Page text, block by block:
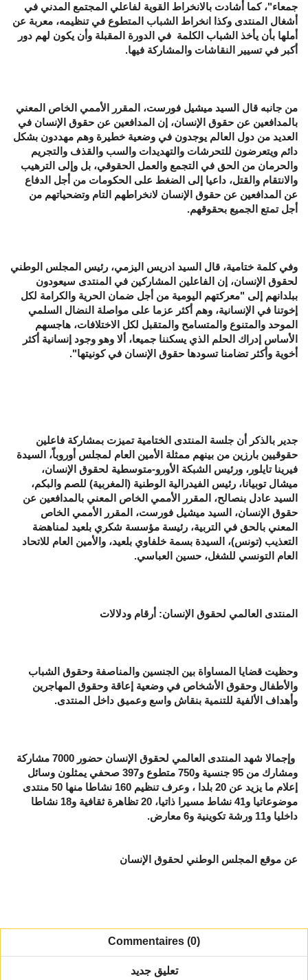
جمعاء"، كما أشادت بالانخراط القوية لفاعلي المجتمع المدني في
أشغال المنتدى وكذا انخراط الشباب المتطوع في تنظيمه، معربة عن
أملها بأن يأخذ الشباب الكلمة في الدورة المقبلة وأن يكون لهم دور
أكبر في تسيير النقاشات والمشاركة فيها.
من جانبه قال السيد ميشيل فورست، المقرر الأممي الخاص المعني
بالمدافعين عن حقوق الإنسان، إن المدافعين عن حقوق الإنسان في
العديد من دول العالم يوجدون في وضعية خطيرة وهم مهددون بشكل
دائم ويتعرضون للتحرشات والتهديدات والسب والقذف والتجريم
والحرمان من الحق في التجمع والعمل الحقوقي، بل وإلى الترهيب
والانتقام والقتل، داعيا إلى الضغط على الحكومات من أجل الدفاع
عن المدافعين عن حقوق الإنسان لانخراطهم التام وتضحياتهم من
أجل تمتع الجميع بحقوقهم.
وفي كلمة ختامية، قال السيد ادريس اليزمي، رئيس المجلس الوطني
لحقوق الإنسان، إن الفاعلين المشاركين في المنتدى سيعودون
ببلدانهم إلى "معركتهم اليومية من أجل ضمان الحرية والكرامة لكل
إخوتنا في الإنسانية، وهم أكثر عزما على مواصلة النضال السلمي
الموحد والمتنوع والمتسامح والمتقبل لكل الاختلافات، هاجسهم
الأساس إدراك الحلم الذي يسكننا جميعا، ألا وهو وجود إنسانية أكثر
أخوية وأكثر تضامنا تسودها حقوق الإنسان في كونيتها".
جدير بالذكر أن جلسة المنتدى الختامية تميزت بمشاركة فاعلين
حقوقيين بارزين من بينهم ممثلة الأمين العام لمجلس أوروباّ، السيدة
فيرينا تايلور، ورئيس الشبكة الأورو-متوسطية لحقوق الإنسان،
ميشال توبيانا، رئيس الفيدرالية الوطنية (المغربية) للصم والبكم،
السيد عادل بنصالح، المقرر الأممي الخاص المعني بالمدافعين عن
حقوق الإنسان، السيد ميشيل فورست، المقرر الأممي الخاص
المعني بالحق في التربية، رئيسة مؤسسة شكري بلعيد لمناهضة
التعذيب (تونس)، السيدة بسمة خلفاوي بلعيد، والأمين العام للاتحاد
العام التونسي للشغل، حسين العباسي.
المنتدى العالمي لحقوق الإنسان: أرقام ودلالات
وحظيت قضايا المساواة بين الجنسين والمناصفة وحقوق الشباب
والأطفال وحقوق الأشخاص في وضعية إعاقة وحقوق المهاجرين
وأهداف الألفية للتنمية بنقاش واسع وعميق داخل المنتدى.
وإجمالا شهد المنتدى العالمي لحقوق الإنسان حضور 7000 مشاركة
ومشارك من 95 جنسية و750 متطوع و397 صحفي يمثلون وسائل
إعلام ما يزيد عن 20 بلدا ، وعرف تنظيم 160 نشاطا منها 50 منتدى
موضوعاتيا و41 نشاط مسيرا ذاتيا، 20 تظاهرة ثقافية و18 نشاطا
داخليا و11 ورشة تكوينية و6 معارض.
عن موقع المجلس الوطني لحقوق الإنسان
Commentaires (0)
تعليق جديد